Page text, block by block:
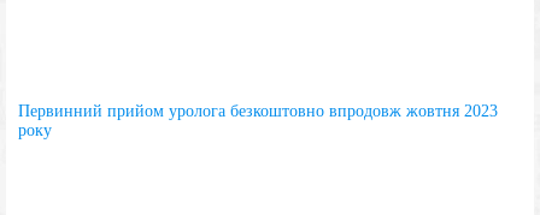
Первинний прийом уролога безкоштовно впродовж жовтня 2023
року